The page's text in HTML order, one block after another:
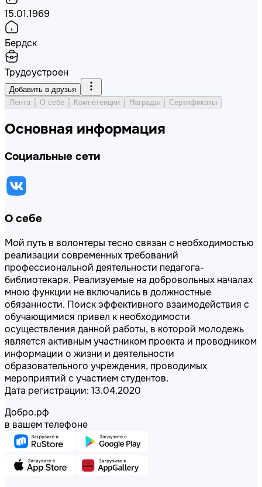
15.01.1969
Бердск
Трудоустроен
Добавить в друзья
Лента
О себе Компетенции Награды Сертификаты
Основная информация
Социальные сети
О себе
Мой путь в волонтеры тесно связан с необходимостью
реализации современных требований
профессиональной деятельности педагога-
библиотекаря. Реализуемые на добровольных началах
мною функции не включались в должностные
обязанности. Поиск эффективного взаимодействия с
обучающимися привел к необходимости
осуществления данной работы, в которой молодежь
является активным участником проекта и проводником
информации о жизни и деятельности
образовательного учреждения, проводимых
мероприятий с участием студентов.
Дата регистрации: 13.04.2020
Добро.рф
в вашем телефоне